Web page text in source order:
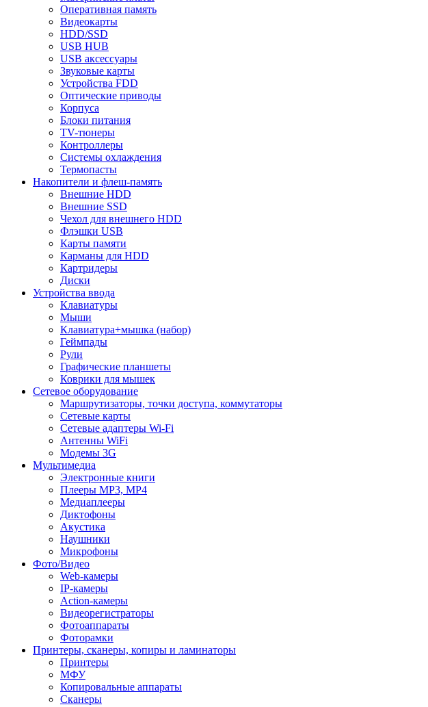
Оперативная память
Видеокарты
HDD/SSD
USB HUB
USB аксессуары
Звуковые карты
Устройства FDD
Оптические приводы
Корпуса
Блоки питания
TV-тюнеры
Контроллеры
Системы охлаждения
Термопасты
Накопители и флеш-память
Внешние HDD
Внешние SSD
Чехол для внешнего HDD
Флэшки USB
Карты памяти
Карманы для HDD
Картридеры
Диски
Устройства ввода
Клавиатуры
Мыши
Клавиатура+мышка (набор)
Геймпады
Рули
Графические планшеты
Коврики для мышек
Сетевое оборудование
Маршрутизаторы, точки доступа, коммутаторы
Сетевые карты
Сетевые адаптеры Wi-Fi
Антенны WiFi
Модемы 3G
Мультимедиа
Электронные книги
Плееры MP3, MP4
Медиаплееры
Диктофоны
Акустика
Наушники
Микрофоны
Фото/Видео
Web-камеры
IP-камеры
Action-камеры
Видеорегистраторы
Фотоаппараты
Фоторамки
Принтеры, сканеры, копиры и ламинаторы
Принтеры
МФУ
Копировальные аппараты
Сканеры